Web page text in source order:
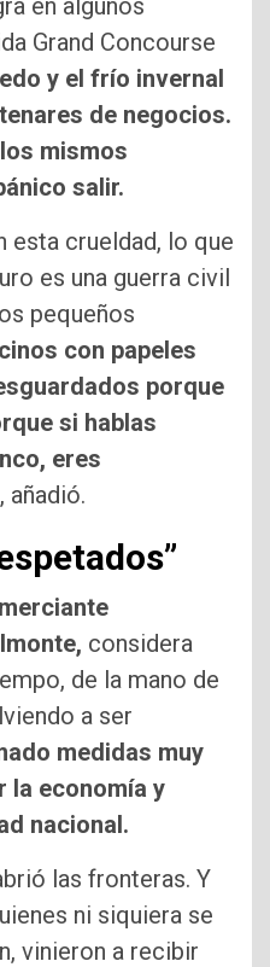
en algunos
Grand Concourse
y el frío invernal
de negocios.
mismos
salir.
esta crueldad, lo que
es una guerra civil
pequeños
con papeles
porque
si hablas
eres
añadió.
considera
de la mano de
a ser
medidas muy
la economía y
nacional.
las fronteras. Y
ni siquiera se
vinieron a recibir